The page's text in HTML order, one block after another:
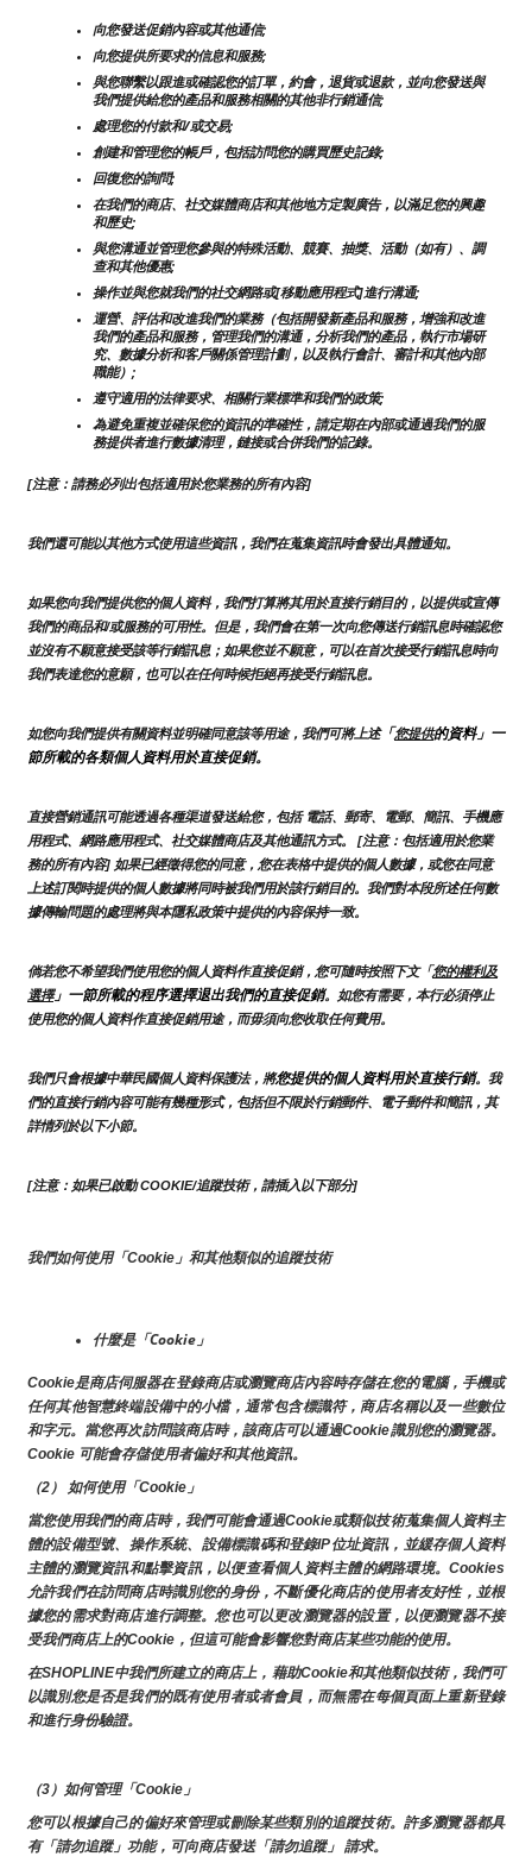
向您發送促銷內容或其他通信;
向您提供所要求的信息和服務;
與您聯繫以跟進或確認您的訂單，約會，退貨或退款，並向您發送與
我們提供給您的產品和服務相關的其他非行銷通信;
處理您的付款和/或交易;
創建和管理您的帳戶，包括訪問您的購買歷史記錄;
回復您的詢問;
在我們的商店、社交媒體商店和其他地方定製廣告，以滿足您的興趣
和歷史;
與您溝通並管理您參與的特殊活動、競賽、抽獎、活動（如有）、調
查和其他優惠;
操作並與您就我們的社交網路或[移動應用程式]進行溝通;
運營、評估和改進我們的業務（包括開發新產品和服務，增強和改進
我們的產品和服務，管理我們的溝通，分析我們的產品，執行市場研
究、數據分析和客戶關係管理計劃，以及執行會計、審計和其他內部
職能）;
遵守適用的法律要求、相關行業標準和我們的政策;
為避免重複並確保您的資訊的準確性，請定期在內部或通過我們的服
務提供者進行數據清理，鏈接或合併我們的記錄。
[注意：請務必列出包括適用於您業務的所有內容]
我們還可能以其他方式使用這些資訊，我們在蒐集資訊時會發出具體通知。
如果您向我們提供您的個人資料，我們打算將其用於直接行銷目的，以提供或宣傳
我們的商品和/或服務的可用性。但是，我們會在第一次向您傳送行銷訊息時確認您
並沒有不願意接受該等行銷訊息；如果您並不願意，可以在首次接受行銷訊息時向
我們表達您的意願，也可以在任何時候拒絕再接受行銷訊息。
如您向我們提供有關資料並明確同意該等用途，我們可將上述「您提供的資料」一
節所載的各類個人資料用於直接促銷。
直接營銷通訊可能透過各種渠道發送給您，包括 電話、郵寄、電郵、簡訊、手機應
用程式、網路應用程式、社交媒體商店及其他通訊方式。 [注意：包括適用於您業
務的所有內容] 如果已經徵得您的同意，您在表格中提供的個人數據，或您在同意
上述訂閱時提供的個人數據將同時被我們用於該行銷目的。我們對本段所述任何數
據傳輸問題的處理將與本隱私政策中提供的內容保持一致。
倘若您不希望我們使用您的個人資料作直接促銷，您可隨時按照下文「您的權利及
選擇」一節所載的程序選擇退出我們的直接促銷。如您有需要，本行必須停止
使用您的個人資料作直接促銷用途，而毋須向您收取任何費用。
我們只會根據中華民國個人資料保護法，將您提供的個人資料用於直接行銷。我
們的直接行銷內容可能有幾種形式，包括但不限於行銷郵件、電子郵件和簡訊，其
詳情列於以下小節。
[注意：如果已啟動 COOKIE/追蹤技術，請插入以下部分]
我們如何使用「Cookie」和其他類似的追蹤技術
什麼是「Cookie」
Cookie是商店伺服器在登錄商店或瀏覽商店內容時存儲在您的電腦，手機或
任何其他智慧終端設備中的小檔，通常包含標識符，商店名稱以及一些數位
和字元。當您再次訪問該商店時，該商店可以通過Cookie識別您的瀏覽器。
Cookie 可能會存儲使用者偏好和其他資訊。
（2） 如何使用「Cookie」
當您使用我們的商店時，我們可能會通過Cookie或類似技術蒐集個人資料主
體的設備型號、操作系統、設備標識碼和登錄IP位址資訊，並緩存個人資料
主體的瀏覽資訊和點擊資訊，以便查看個人資料主體的網路環境。Cookies
允許我們在訪問商店時識別您的身份，不斷優化商店的使用者友好性，並根
據您的需求對商店進行調整。您也可以更改瀏覽器的設置，以便瀏覽器不接
受我們商店上的Cookie，但這可能會影響您對商店某些功能的使用。
在SHOPLINE中我們所建立的商店上，藉助Cookie和其他類似技術，我們可
以識別您是否是我們的既有使用者或者會員，而無需在每個頁面上重新登錄
和進行身份驗證。
（3）如何管理「Cookie」
您可以根據自己的偏好來管理或刪除某些類別的追蹤技術。許多瀏覽器都具
有「請勿追蹤」功能，可向商店發送「請勿追蹤」 請求。